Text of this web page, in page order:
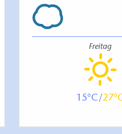
Freitag
15 27